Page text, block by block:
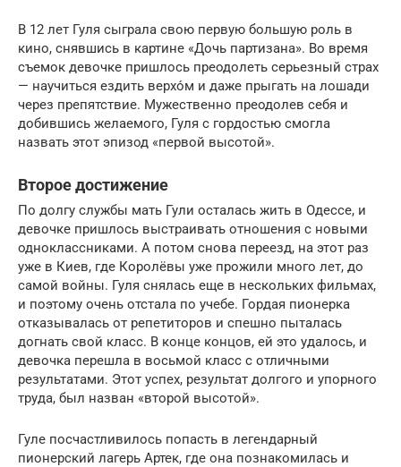
В 12 лет Гуля сыграла свою первую большую роль в
кино, снявшись в картине «Дочь партизана». Во время
съемок девочке пришлось преодолеть серьезный страх
— научиться ездить верхо́м и даже прыгать на лошади
через препятствие. Мужественно преодолев себя и
добившись желаемого, Гуля с гордостью смогла
назвать этот эпизод «первой высотой».
Второе достижение
По долгу службы мать Гули осталась жить в Одессе, и
девочке пришлось выстраивать отношения с новыми
одноклассниками. А потом снова переезд, на этот раз
уже в Киев, где Королёвы уже прожили много лет, до
самой войны. Гуля снялась еще в нескольких фильмах,
и поэтому очень отстала по учебе. Гордая пионерка
отказывалась от репетиторов и спешно пыталась
догнать свой класс. В конце концов, ей это удалось, и
девочка перешла в восьмой класс с отличными
результатами. Этот успех, результат долгого и упорного
труда, был назван «второй высотой».
Гуле посчастливилось попасть в легендарный
пионерский лагерь Артек, где она познакомилась и